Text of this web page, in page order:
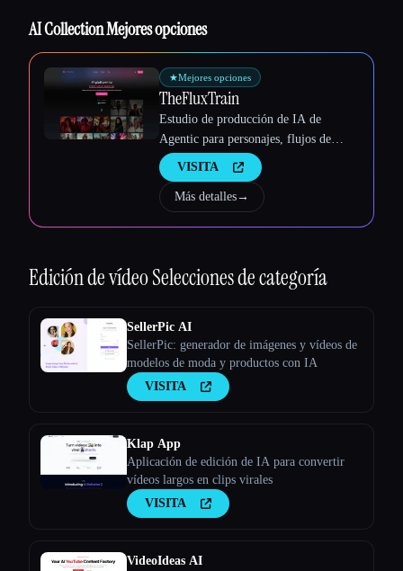
Esc
AI Collection Mejores opciones
★Mejores opciones
TheFluxTrain
Estudio de producción de IA de
Agentic para personajes, flujos de
trabajo y vídeos coherentes
VISITA
Más detalles→
Edición de vídeoSelecciones de categoría
SellerPic AI
SellerPic: generador de imágenes y vídeos de
modelos de moda y productos con IA
VISITA
Klap App
Aplicación de edición de IA para convertir
vídeos largos en clips virales
VISITA
VideoIdeas AI